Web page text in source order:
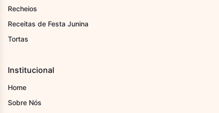
Recheios
Receitas de Festa Junina
Tortas
Institucional
Home
Sobre Nós